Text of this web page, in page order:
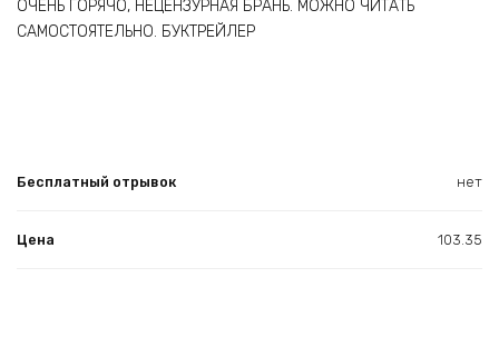
ОЧЕНЬ ГОРЯЧО, НЕЦЕНЗУРНАЯ БРАНЬ. МОЖНО ЧИТАТЬ
САМОСТОЯТЕЛЬНО. БУКТРЕЙЛЕР
Бесплатный отрывок нет
Цена 103.35